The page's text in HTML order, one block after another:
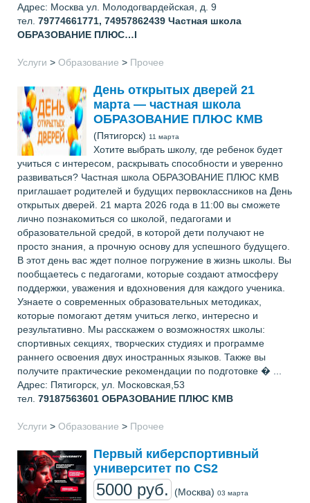
Адрес: Москва ул. Молодогвардейская, д. 9
тел. 79774661771, 74957862439 Частная школа
ОБРАЗОВАНИЕ ПЛЮС…I
Услуги > Образование > Прочее
День открытых дверей 21
марта — частная школа
ОБРАЗОВАНИЕ ПЛЮС КМВ
(Пятигорск) 11 марта
Хотите выбрать школу, где ребенок будет
учиться с интересом, раскрывать способности и уверенно
развиваться? Частная школа ОБРАЗОВАНИЕ ПЛЮС КМВ
приглашает родителей и будущих первоклассников на День
открытых дверей. 21 марта 2026 года в 11:00 вы сможете
лично познакомиться со школой, педагогами и
образовательной средой, в которой дети получают не
просто знания, а прочную основу для успешного будущего.
В этот день вас ждет полное погружение в жизнь школы. Вы
пообщаетесь с педагогами, которые создают атмосферу
поддержки, уважения и вдохновения для каждого ученика.
Узнаете о современных образовательных методиках,
которые помогают детям учиться легко, интересно и
результативно. Мы расскажем о возможностях школы:
спортивных секциях, творческих студиях и программе
раннего освоения двух иностранных языков. Также вы
получите практические рекомендации по подготовке � ...
Адрес: Пятигорск, ул. Московская,53
тел. 79187563601 ОБРАЗОВАНИЕ ПЛЮС КМВ
Услуги > Образование > Прочее
Первый киберспортивный
университет по CS2
5000 руб. (Москва) 03 марта